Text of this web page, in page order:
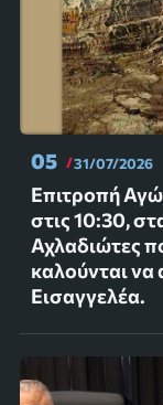
05 31/07/2026
Επιτροπή
στις 10:30,
Αχλαδιώτες
καλούνται
Εισαγγελέα.